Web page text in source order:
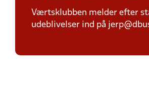
Værtsklubben melder efter
udeblivelser ind på